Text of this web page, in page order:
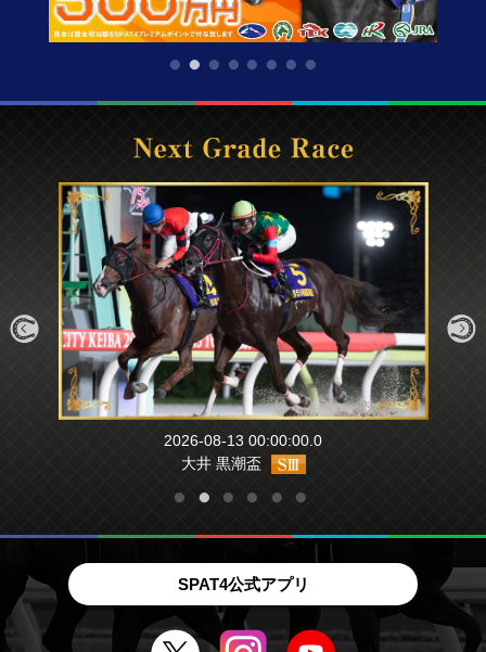
2026-08-13 00:00:00.0
大井 黒潮盃
SPAT4公式アプリ